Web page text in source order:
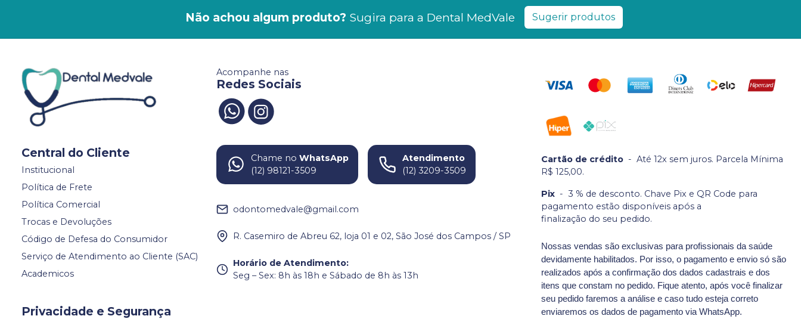
Não achou algum produto? Sugira para a Dental MedVale Sugerir produtos
Central do Cliente
Institucional
Política de Frete
Política Comercial
Trocas e Devoluções
Código de Defesa do Consumidor
Serviço de Atendimento ao Cliente (SAC)
Academicos
Privacidade e Segurança
Acompanhe nas
Redes Sociais
Chame no WhatsApp
(12) 98121-3509
Atendimento
(12) 3209-3509
odontomedvale@gmail.com
R. Casemiro de Abreu 62, loja 01 e 02, São José dos Campos / SP
Horário de Atendimento:
Seg – Sex: 8h às 18h e Sábado de 8h às 13h
Cartão de crédito - Até 12x sem juros. Parcela Mínima
R$ 125,00.
Pix - 3 % de desconto. Chave Pix e QR Code para
pagamento estão disponíveis após a
finalização do seu pedido.
Nossas vendas são exclusivas para profissionais da saúde
devidamente habilitados. Por isso, o pagamento e envio só são
realizados após a confirmação dos dados cadastrais e dos
itens que constam no pedido. Fique atento, após você finalizar
seu pedido faremos a análise e caso tudo esteja correto
enviaremos os dados de pagamento via WhatsApp.